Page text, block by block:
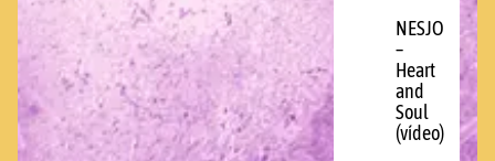
NESJO
–
Heart
and
Soul
(vídeo)